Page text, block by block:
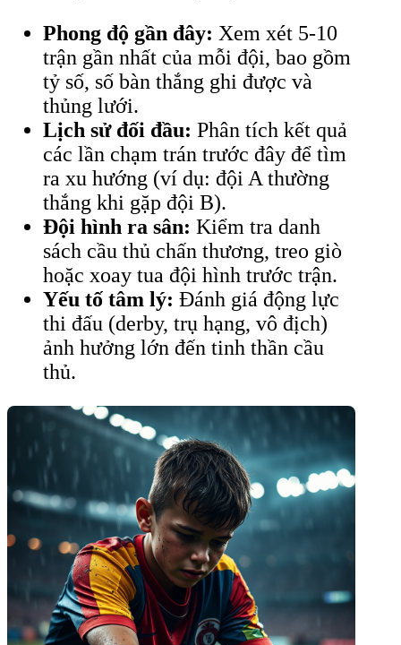
Phong độ gần đây: Xem xét 5-10
trận gần nhất của mỗi đội, bao gồm
tỷ số, số bàn thắng ghi được và
thủng lưới.
Lịch sử đối đầu: Phân tích kết quả
các lần chạm trán trước đây để tìm
ra xu hướng (ví dụ: đội A thường
thắng khi gặp đội B).
Đội hình ra sân: Kiểm tra danh
sách cầu thủ chấn thương, treo giò
hoặc xoay tua đội hình trước trận.
Yếu tố tâm lý: Đánh giá động lực
thi đấu (derby, trụ hạng, vô địch)
ảnh hưởng lớn đến tinh thần cầu
thủ.